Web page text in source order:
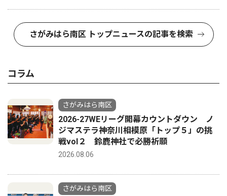
さがみはら南区 トップニュースの記事を検索
コラム
さがみはら南区
2026-27WEリーグ開幕カウントダウン ノ
ジマステラ神奈川相模原「トップ５」の挑
戦vol２ 鈴鹿神社で必勝祈願
2026.08.06
さがみはら南区